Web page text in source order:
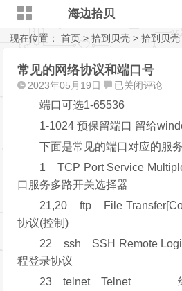
海边拾贝
现在位置：首页 >拾到贝壳 >拾到贝壳
常见的网络协议和端口号
2023年05月19日
常
见
网
络
和
端
号
已关闭评论
端口可选1-65536
1-1024 预保留端口 留给
下面是常见的端口对应的服务
1 TCP Port Service
口服务多路开关选择器
21,20 ftp File
协议(控制)
22 ssh SSH Remote
程登录协议
23 telnet Telnet 终